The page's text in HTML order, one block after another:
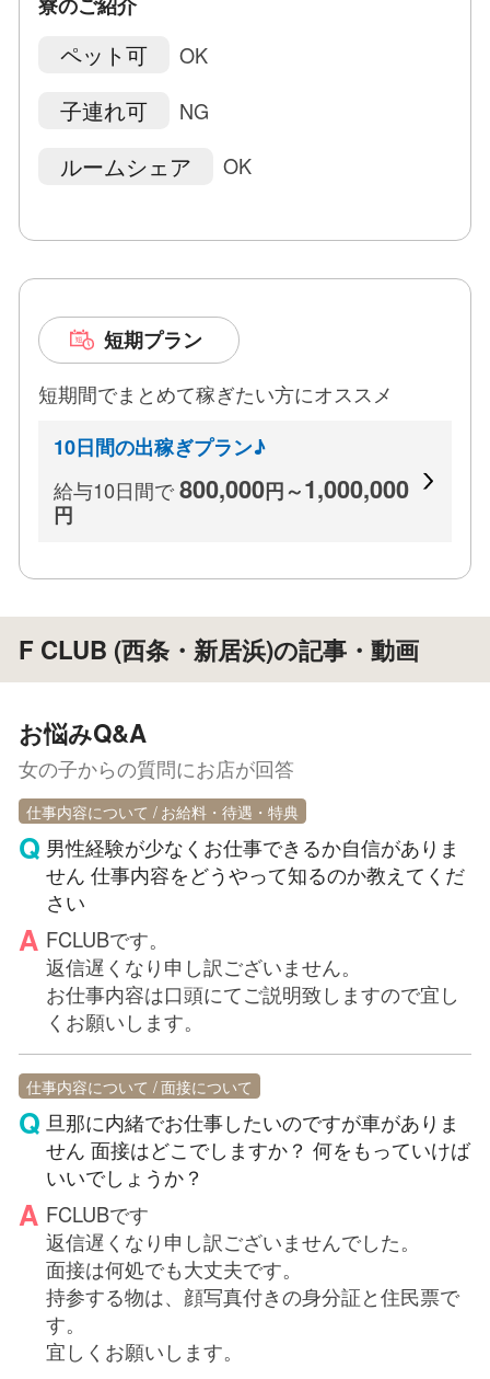
寮のご紹介
ペット可 OK
子連れ可 NG
ルームシェア OK
短期プラン
短期間でまとめて稼ぎたい方にオススメ
10日間の出稼ぎプラン♪
給与10日間で800,000円～1,000,000
円
F CLUB (西条・新居浜)の記事・動画
お悩みQ&A
女の子からの質問にお店が回答
仕事内容について お給料・待遇・特典
男性経験が少なくお仕事できるか自信がありま
せん 仕事内容をどうやって知るのか教えてくだ
さい
FCLUBです。
返信遅くなり申し訳ございません。
お仕事内容は口頭にてご説明致しますので宜し
くお願いします。
仕事内容について 面接について
旦那に内緒でお仕事したいのですが車がありま
せん 面接はどこでしますか？ 何をもっていけば
いいでしょうか？
FCLUBです
返信遅くなり申し訳ございませんでした。
面接は何処でも大丈夫です。
持参する物は、顔写真付きの身分証と住民票で
す。
宜しくお願いします。